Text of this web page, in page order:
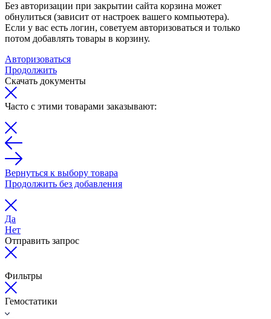
Без авторизации при закрытии сайта корзина может
обнулиться (зависит от настроек вашего компьютера).
Если у вас есть логин, советуем авторизоваться и только
потом добавлять товары в корзину.
Авторизоваться
Продолжить
Скачать документы
Часто с этими товарами заказывают:
Вернуться к выбору товара
Продолжить без добавления
Да
Нет
Отправить запрос
Фильтры
Гемостатики